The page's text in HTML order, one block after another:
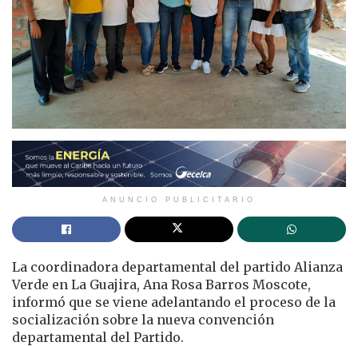
ANUNCIO PUBLICITARIO
La coordinadora departamental del partido Alianza
Verde en La Guajira, Ana Rosa Barros Moscote,
informó que se viene adelantando el proceso de la
socialización sobre la nueva convención
departamental del Partido.